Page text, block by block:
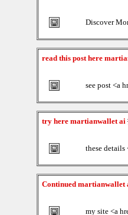
Discover
read this post here
see post <a
try here martianwallet ai
these
Continued martianwallet
my site <a